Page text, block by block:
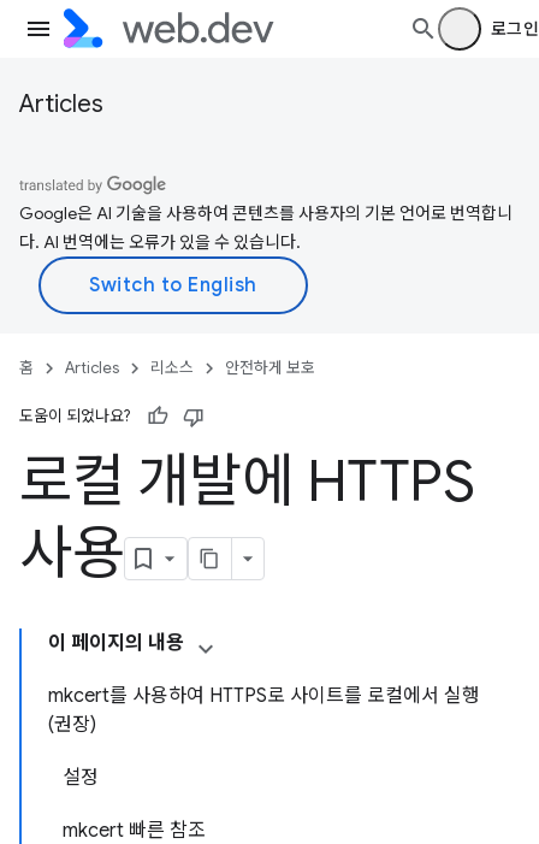
로그인
Articles
Google은 AI 기술을 사용하여 콘텐츠를 사용자의 기본 언어로 번역합니
다. AI 번역에는 오류가 있을 수 있습니다.
홈 Articles 리소스 안전하게 보호
도움이 되었나요?
로컬 개발에 HTTPS
사용
이 페이지의 내용
mkcert를 사용하여 HTTPS로 사이트를 로컬에서 실행
(권장)
설정
mkcert 빠른 참조